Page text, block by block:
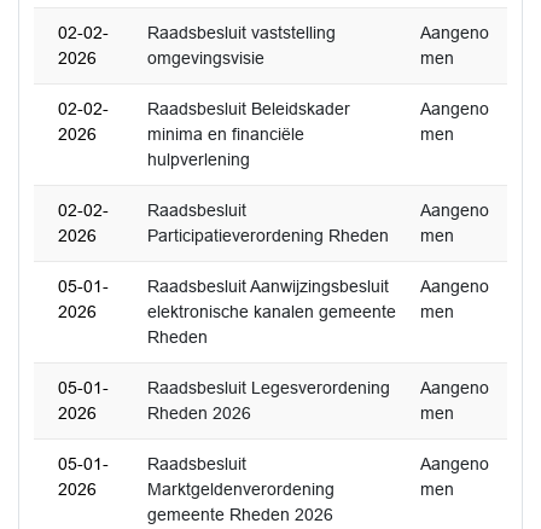
02-02-
2026
Raadsbesluit vaststelling
omgevingsvisie
Aangeno
men
02-02-
2026
Raadsbesluit Beleidskader
minima en financiële
hulpverlening
Aangeno
men
02-02-
2026
Raadsbesluit
Participatieverordening Rheden
Aangeno
men
05-01-
2026
Raadsbesluit Aanwijzingsbesluit
elektronische kanalen gemeente
Rheden
Aangeno
men
05-01-
2026
Raadsbesluit Legesverordening
Rheden 2026
Aangeno
men
05-01-
2026
Raadsbesluit
Marktgeldenverordening
gemeente Rheden 2026
Aangeno
men